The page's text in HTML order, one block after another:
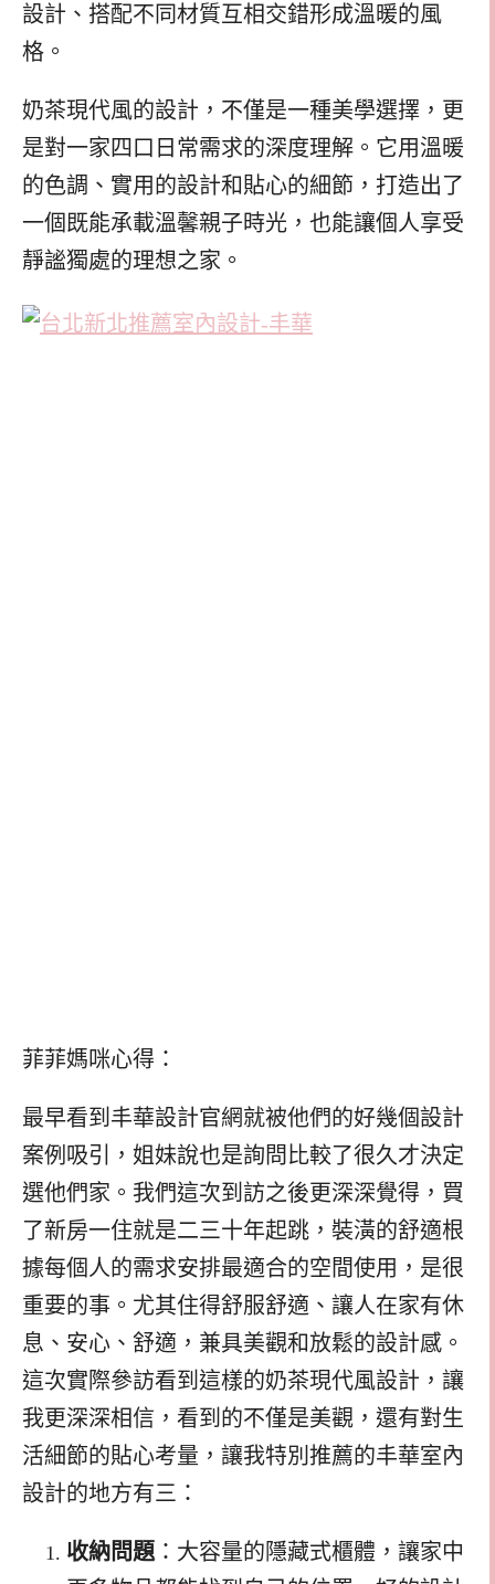
設計、搭配不同材質互相交錯形成溫暖的風
格。
奶茶現代風的設計，不僅是一種美學選擇，更
是對一家四口日常需求的深度理解。它用溫暖
的色調、實用的設計和貼心的細節，打造出了
一個既能承載溫馨親子時光，也能讓個人享受
靜謐獨處的理想之家。
菲菲媽咪心得：
最早看到丰華設計官網就被他們的好幾個設計
案例吸引，姐妹說也是詢問比較了很久才決定
選他們家。我們這次到訪之後更深深覺得，買
了新房一住就是二三十年起跳，裝潢的舒適根
據每個人的需求安排最適合的空間使用，是很
重要的事。尤其住得舒服舒適、讓人在家有休
息、安心、舒適，兼具美觀和放鬆的設計感。
這次實際參訪看到這樣的奶茶現代風設計，讓
我更深深相信，看到的不僅是美觀，還有對生
活細節的貼心考量，讓我特別推薦的丰華室內
設計的地方有三：
收納問題 ：大容量的隱藏式櫃體，讓家中